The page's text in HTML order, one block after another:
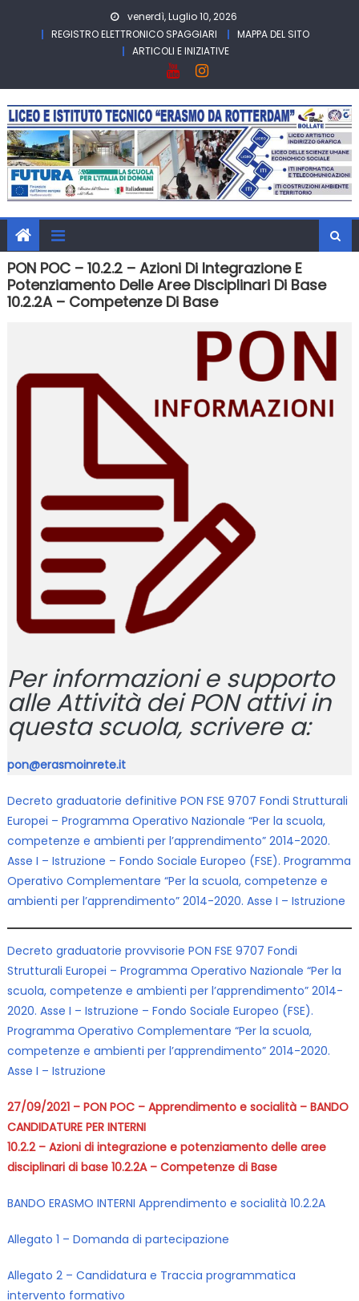
venerdì, Luglio 10, 2026
REGISTRO ELETTRONICO SPAGGIARI
MAPPA DEL SITO
ARTICOLI E INIZIATIVE
PON POC – 10.2.2 – Azioni Di Integrazione E
Potenziamento Delle Aree Disciplinari Di Base
10.2.2A – Competenze Di Base
Per informazioni e supporto
alle Attività dei PON attivi in
questa scuola, scrivere a:
pon@erasmoinrete.it
Decreto graduatorie definitive PON FSE 9707 Fondi Strutturali
Europei – Programma Operativo Nazionale “Per la scuola,
competenze e ambienti per l’apprendimento” 2014-2020.
Asse I – Istruzione – Fondo Sociale Europeo (FSE). Programma
Operativo Complementare “Per la scuola, competenze e
ambienti per l’apprendimento” 2014-2020. Asse I – Istruzione
Decreto graduatorie provvisorie PON FSE 9707 Fondi
Strutturali Europei – Programma Operativo Nazionale “Per la
scuola, competenze e ambienti per l’apprendimento” 2014-
2020. Asse I – Istruzione – Fondo Sociale Europeo (FSE).
Programma Operativo Complementare “Per la scuola,
competenze e ambienti per l’apprendimento” 2014-2020.
Asse I – Istruzione
27/09/2021 – PON POC – Apprendimento e socialità – BANDO
CANDIDATURE PER INTERNI
10.2.2 – Azioni di integrazione e potenziamento delle aree
disciplinari di base 10.2.2A – Competenze di Base
BANDO ERASMO INTERNI Apprendimento e socialità 10.2.2A
Allegato 1 – Domanda di partecipazione
Allegato 2 – Candidatura e Traccia programmatica
intervento formativo